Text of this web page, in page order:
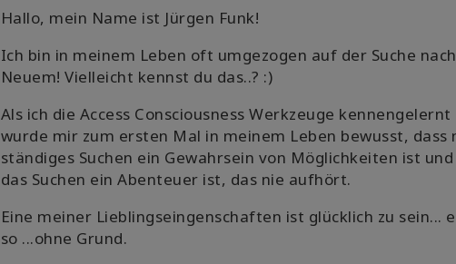
Hallo, mein Name ist Jürgen Funk!
Ich bin in meinem Leben oft umgezogen auf der Suche nach
Neuem! Vielleicht kennst du das..? :)
Als ich die Access Consciousness Werkzeuge
wurde mir zum ersten Mal in meinem Leben bewusst, dass
ständiges Suchen ein Gewahrsein von Möglichkeiten ist und
das Suchen ein Abenteuer ist, das nie aufhört.
Eine meiner Lieblingseingenschaften ist glücklich zu sein...
so ...ohne Grund.